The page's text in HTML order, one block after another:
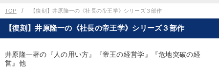
TOP 【復刻】井原隆一の《社長の帝王学》シリーズ３部作
【復刻】井原隆一の《社長の帝王学》シリーズ３部作
井原隆一著の『人の用い方』『帝王の経営学』『危地突破の経
営』他